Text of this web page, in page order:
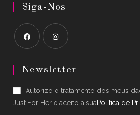
Siga-Nos
in
new
tab
in
new
tab
Newsletter
Autorizo o tratamento dos meus
Just For Her e aceito a suaPolítica de